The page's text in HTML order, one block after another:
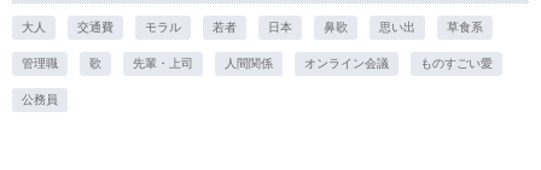
大人 交通費 モラル 若者 日本 鼻歌 思い出 草食系
管理職 歌 先輩・上司 人間関係 オンライン会議 ものすごい愛
公務員